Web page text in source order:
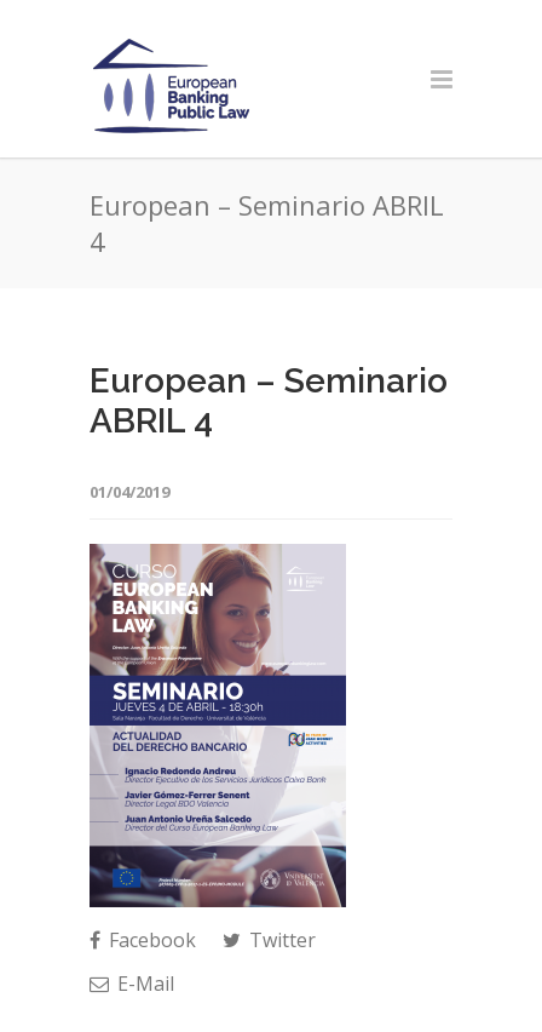
European – Seminario ABRIL
4
European – Seminario
ABRIL 4
01/04/2019
Facebook
Twitter
E-Mail